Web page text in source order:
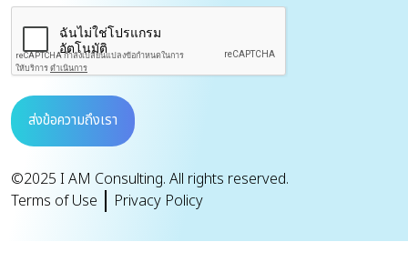
ส่งข้อความถึงเรา
©2025 I AM Consulting. All rights reserved.
Terms of Use
Privacy Policy